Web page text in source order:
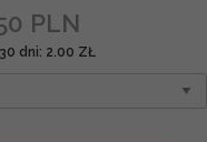
PLN
dni: 2.00 ZŁ